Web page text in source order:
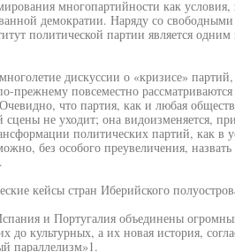
многопартийности как
демократии. Наряду со
политической партии является
дискуссии о «кризисе»
прежнему повсеместно
что партия, как и любая
сцены не уходит; она видоизменяется,
политических партий, как в
без особого преувеличения,
кейсы стран Иберийского
и Португалия объединены
до культурных, а их новая история,
параллелизм»1.